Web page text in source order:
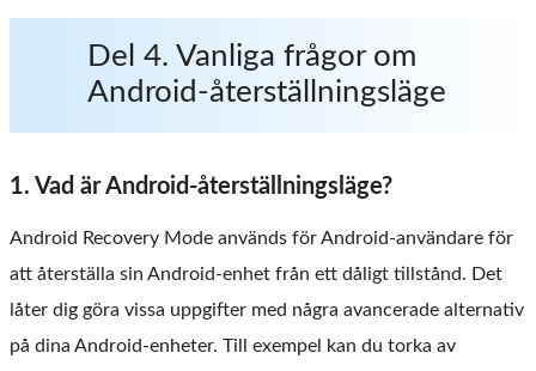
Del 4. Vanliga frågor om
Android-återställningsläge
1. Vad är Android-återställningsläge?
Android Recovery Mode används för Android-användare för
att återställa sin Android-enhet från ett dåligt tillstånd. Det
låter dig göra vissa uppgifter med några avancerade alternativ
på dina Android-enheter. Till exempel kan du torka av